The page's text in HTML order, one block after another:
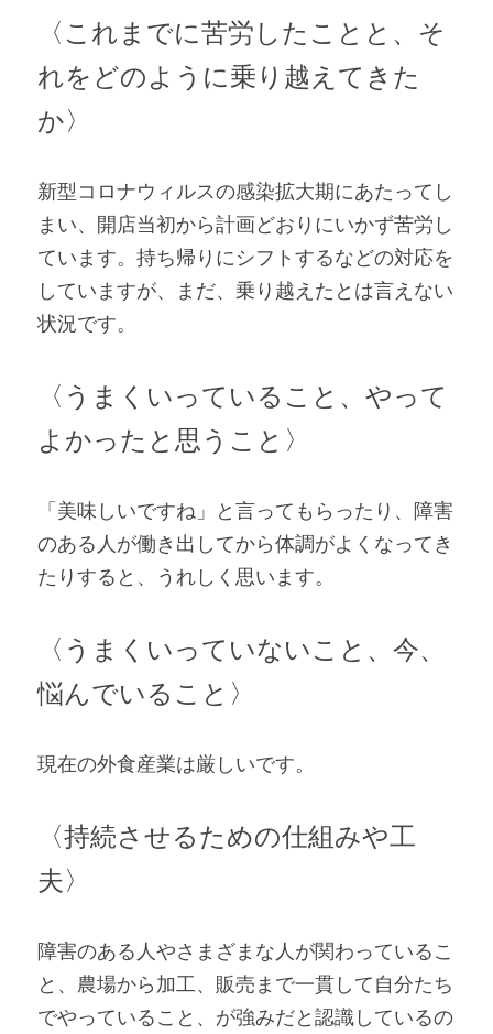
〈これまでに苦労したことと、そ
れをどのように乗り越えてきた
か〉
新型コロナウィルスの感染拡大期にあたってし
まい、開店当初から計画どおりにいかず苦労し
ています。持ち帰りにシフトするなどの対応を
していますが、まだ、乗り越えたとは言えない
状況です。
〈うまくいっていること、やって
よかったと思うこと〉
「美味しいですね」と言ってもらったり、障害
のある人が働き出してから体調がよくなってき
たりすると、うれしく思います。
〈うまくいっていないこと、今、
悩んでいること〉
現在の外食産業は厳しいです。
〈持続させるための仕組みや工
夫〉
障害のある人やさまざまな人が関わっているこ
と、農場から加工、販売まで一貫して自分たち
でやっていること、が強みだと認識しているの